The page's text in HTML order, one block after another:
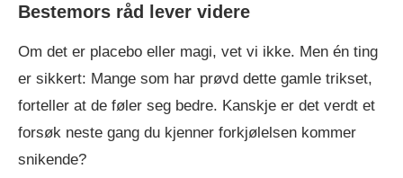
Bestemors råd lever videre
Om det er placebo eller magi, vet vi ikke. Men én ting
er sikkert: Mange som har prøvd dette gamle trikset,
forteller at de føler seg bedre. Kanskje er det verdt et
forsøk neste gang du kjenner forkjølelsen kommer
snikende?